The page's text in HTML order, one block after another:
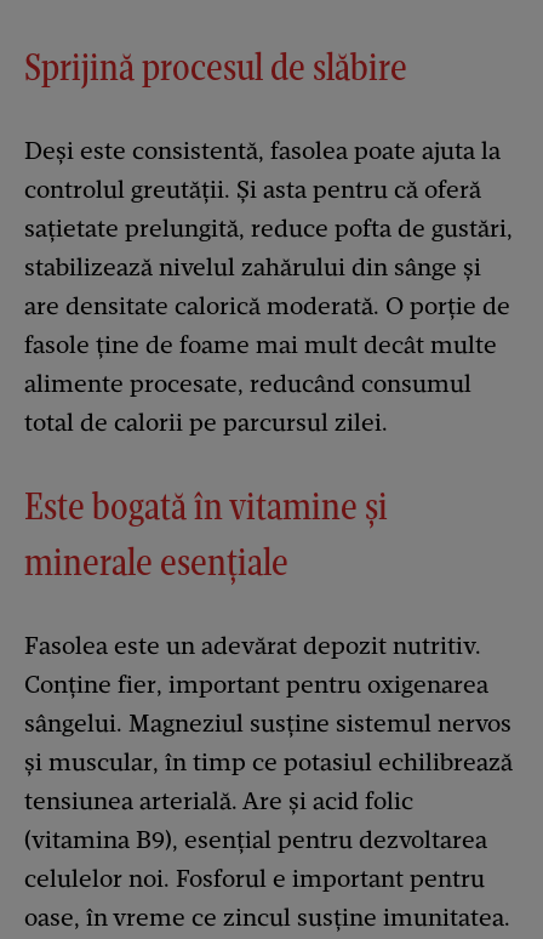
Sprijină procesul de slăbire
Deși este consistentă, fasolea poate ajuta la
controlul greutății. Și asta pentru că oferă
sațietate prelungită, reduce pofta de gustări,
stabilizează nivelul zahărului din sânge și
are densitate calorică moderată. O porție de
fasole ține de foame mai mult decât multe
alimente procesate, reducând consumul
total de calorii pe parcursul zilei.
Este bogată în vitamine și
minerale esențiale
Fasolea este un adevărat depozit nutritiv.
Conține fier, important pentru oxigenarea
sângelui. Magneziul susține sistemul nervos
și muscular, în timp ce potasiul echilibrează
tensiunea arterială. Are și acid folic
(vitamina B9), esențial pentru dezvoltarea
celulelor noi. Fosforul e important pentru
oase, în vreme ce zincul susține imunitatea.